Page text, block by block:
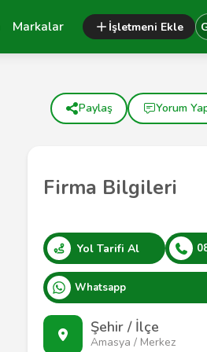
Markalar İşletmeni Ekle
Firma Bilgileri
Yol Tarifi Al
Whatsapp
Şehir / İlçe
Amasya / Merkez
Paylaş Yorum